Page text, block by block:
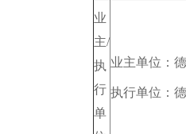
业
主/
执
行
单
业主单位：
执行单位：